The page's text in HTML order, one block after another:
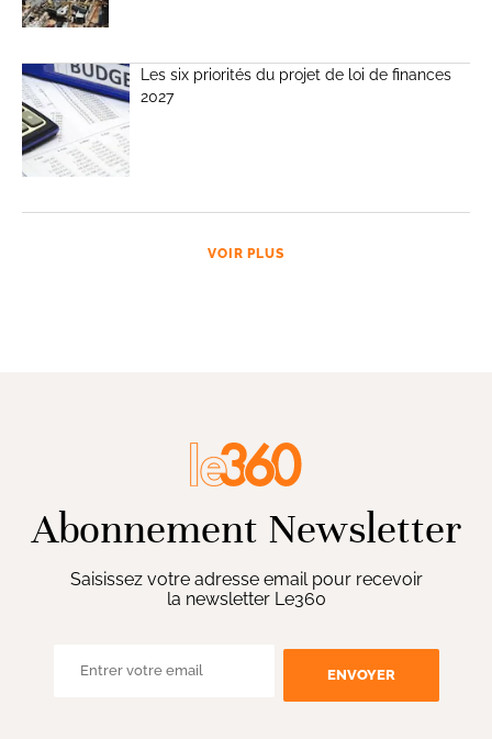
Les six priorités du projet de loi de finances
2027
VOIR PLUS
Abonnement Newsletter
Saisissez votre adresse email pour recevoir
la newsletter Le360
ENVOYER